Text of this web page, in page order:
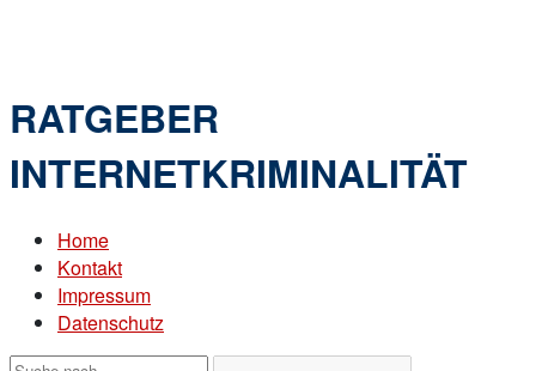
RATGEBER
INTERNETKRIMINALITÄT
Home
Kontakt
Impressum
Datenschutz